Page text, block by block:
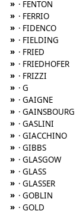
» · FENTON
» · FERRIO
» · FIDENCO
» · FIELDING
» · FRIED
» · FRIEDHOFER
» · FRIZZI
» · G
» · GAIGNE
» · GAINSBOURG
» · GASLINI
» · GIACCHINO
» · GIBBS
» · GLASGOW
» · GLASS
» · GLASSER
» · GOBLIN
» · GOLD